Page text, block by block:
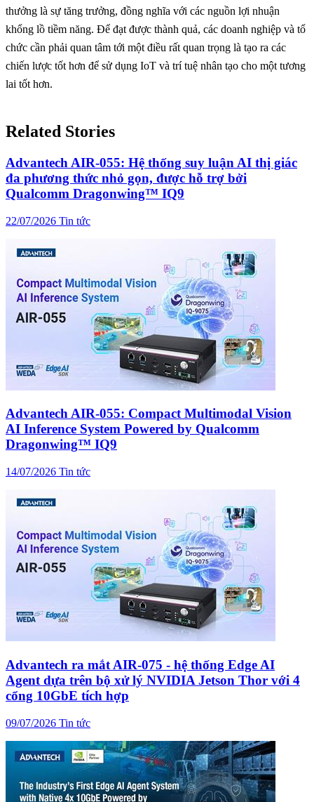
thưởng là sự tăng trưởng, đồng nghĩa với các nguồn lợi nhuận
khổng lồ tiềm năng. Để đạt được thành quả, các doanh nghiệp và tổ
chức cần phải quan tâm tới một điều rất quan trọng là tạo ra các
chiến lược tốt hơn để sử dụng IoT và trí tuệ nhân tạo cho một tương
lai tốt hơn.
Related Stories
Advantech AIR-055: Hệ thống suy luận AI thị giác
đa phương thức nhỏ gọn, được hỗ trợ bởi
Qualcomm Dragonwing™ IQ9
22/07/2026 Tin tức
Advantech AIR-055: Compact Multimodal Vision
AI Inference System Powered by Qualcomm
Dragonwing™ IQ9
14/07/2026 Tin tức
Advantech ra mắt AIR-075 - hệ thống Edge AI
Agent dựa trên bộ xử lý NVIDIA Jetson Thor với 4
cổng 10GbE tích hợp
09/07/2026 Tin tức